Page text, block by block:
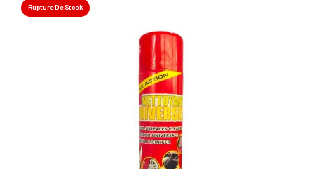
Rupture De Stock